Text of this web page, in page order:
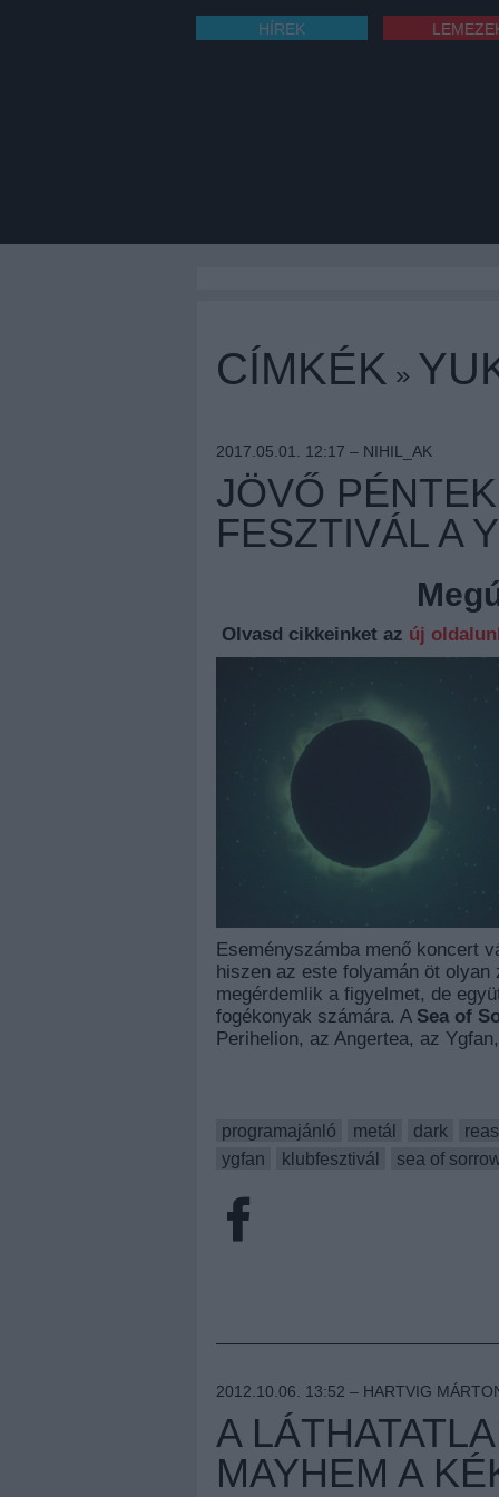
HÍREK
CÍMKÉK »
2017.05.01. 12:17 – NIHIL_AK
JÖVŐ
FESZTIVÁL A
Olvasd cikkeinket az új
Eseményszámba menő koncert
hiszen az este folyamán öt
megérdemlik a figyelmet, de
fogékonyak számára. A Sea of
Perihelion, az Angertea, az
programajánló
metál dark
ygfan
klubfesztivál sea of
2012.10.06. 13:52 – HARTVIG
A
MAYHEM A